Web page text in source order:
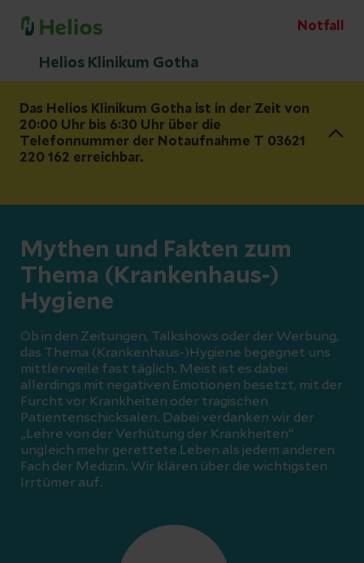
Notfall
Helios Klinikum Gotha
Das Helios Klinikum Gotha ist in der Zeit von
20:00 Uhr bis 6:30 Uhr über die
Telefonnummer der Notaufnahme T 03621
220 162 erreichbar.
Mythen und Fakten zum
Thema (Krankenhaus-)
Hygiene
Ob in den Zeitungen, Talkshows oder der Werbung,
das Thema (Krankenhaus-)Hygiene begegnet uns
mittlerweile fast täglich. Meist ist es dabei
allerdings mit negativen Emotionen besetzt, mit der
Furcht vor Krankheiten oder tragischen
Patientenschicksalen. Dabei verdanken wir der
„Lehre von der Verhütung der Krankheiten“
ungleich mehr gerettete Leben als jedem anderen
Fach der Medizin. Wir klären über die wichtigsten
Irrtümer auf.